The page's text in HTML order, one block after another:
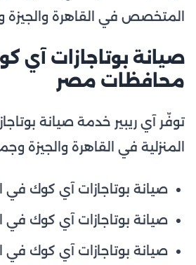
المتخصص في القاهرة
صيانة بوتاجازات آي
محافظات مصر
توفّر آي ريبير خدمة صيانة
المنزلية في القاهرة والجيزة
صيانة بوتاجازات آي كوك في
صيانة بوتاجازات آي كوك في
صيانة بوتاجازات آي كوك في